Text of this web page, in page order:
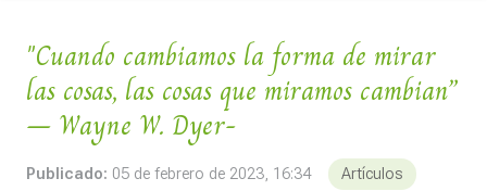
"Cuando cambiamos la forma de mirar
las cosas, las cosas que miramos cambian”
– Wayne W. Dyer-
Publicado: 05 de febrero de 2023, 16:34 Artículos